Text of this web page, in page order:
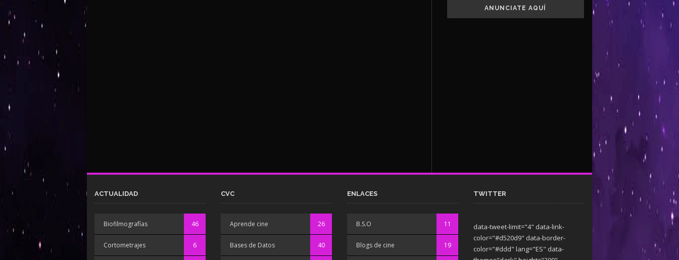
ANUNCIATE AQUÍ
ACTUALIDAD
Biofilmografías 46
Cortometrajes 6
CVC
Aprende cine 26
Bases de Datos 40
ENLACES
B.S.O 11
Blogs de cine 19
TWITTER
data-tweet-limit="4" data-link-
color="#d520d9" data-border-
color="#ddd" lang="ES" data-